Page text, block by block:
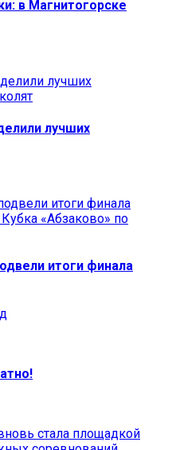
в Магнитогорске
лучших
итоги финала